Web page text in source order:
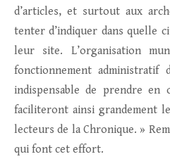
d’articles, et surtout aux
tenter d’indiquer dans quelle
leur site. L’organisation
fonctionnement administratif
indispensable de prendre en
faciliteront ainsi grandement
lecteurs de la Chronique. »
qui font cet effort.